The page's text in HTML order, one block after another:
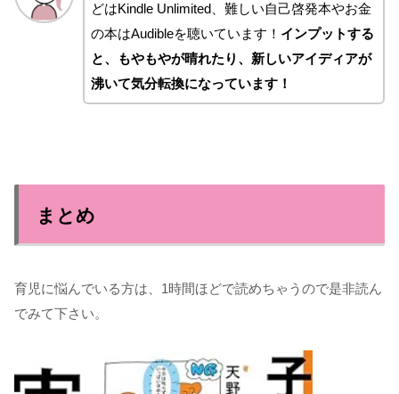
どはKindle Unlimited、難しい自己啓発本やお金
の本はAudibleを聴いています！ インプットする
と、もやもやが晴れたり、新しいアイディアが
沸いて気分転換になっています！
まとめ
育児に悩んでいる方は、1時間ほどで読めちゃうので是非読ん
でみて下さい。